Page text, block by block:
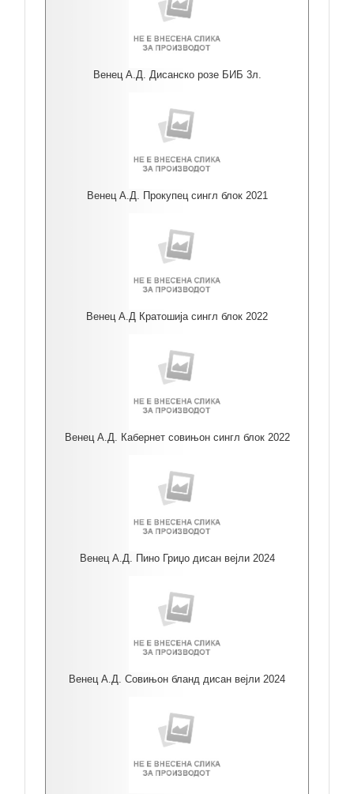
Венец А.Д. Дисанско розе БИБ 3л.
Венец А.Д. Прокупец сингл блок 2021
Венец А.Д Кратошија сингл блок 2022
Венец А.Д. Кабернет совињон сингл блок 2022
Венец А.Д. Пино Гриџо дисан вејли 2024
Венец А.Д. Совињон бланд дисан вејли 2024